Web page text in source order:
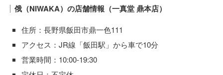
俄（NIWAKA）の店舗情報（一真堂 鼎本店）
住所：長野県飯田市鼎一色111
アクセス：JR線「飯田駅」から車で10分
営業時間：10:00-19:30